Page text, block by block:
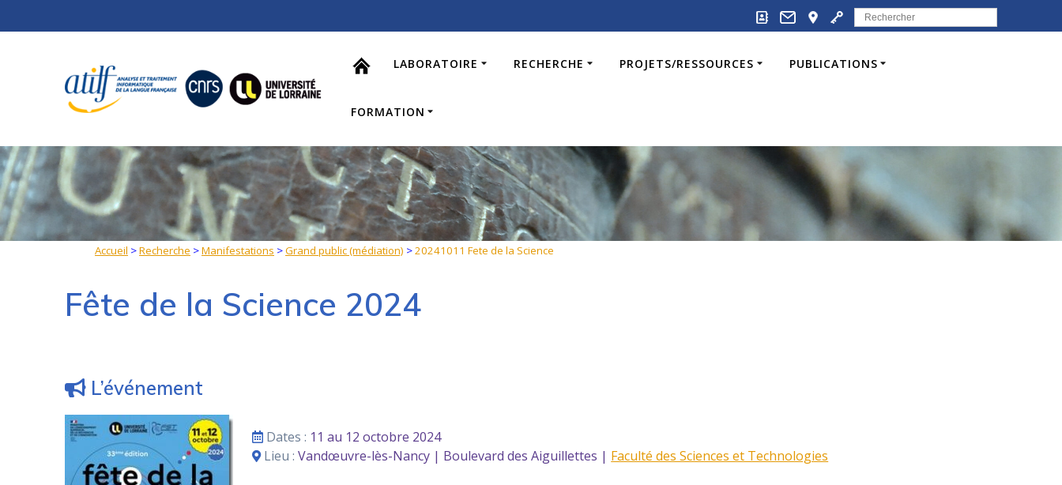
to
Search
for:
LABORATOIRE RECHERCHE PROJETS/RESSOURCES PUBLICATIONS
FORMATION
Accueil >Recherche >Manifestations >Grand public (médiation) >20241011 Fete de la Science
Fête de la Science 2024
L’événement
Dates : 11 au 12 octobre 2024
Lieu :Vandœuvre-lès-Nancy | Boulevard des Aiguillettes | Faculté des Sciences et Technologies